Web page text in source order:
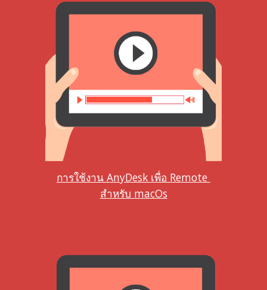
การใช้งาน AnyDesk เพื่อ Remote
สำหรับ macOs